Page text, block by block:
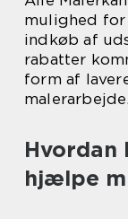
mulighed for
indkøb af
rabatter
form af
malerarbejde.
Hvordan
hjælpe